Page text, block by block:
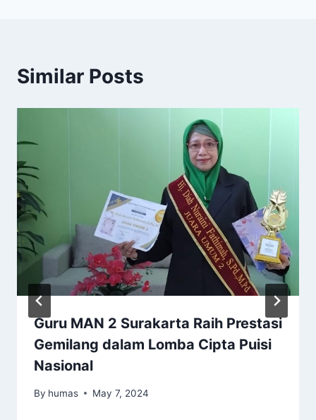
Similar Posts
Guru MAN 2 Surakarta Raih Prestasi
Gemilang dalam Lomba Cipta Puisi
Nasional
By humas May 7, 2024